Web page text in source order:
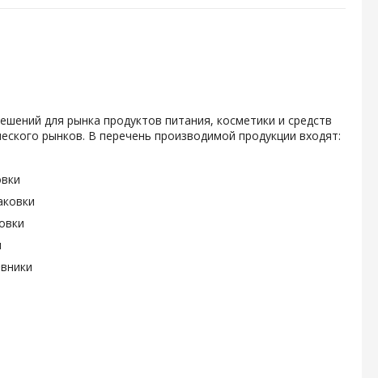
для рынка продуктов питания, косметики и средств
рынков. В перечень производимой продукции входят: